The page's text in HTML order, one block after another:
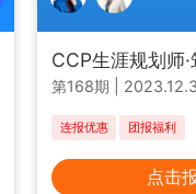
CCP生涯规划师
第168期
连报优惠 团报福利
点击